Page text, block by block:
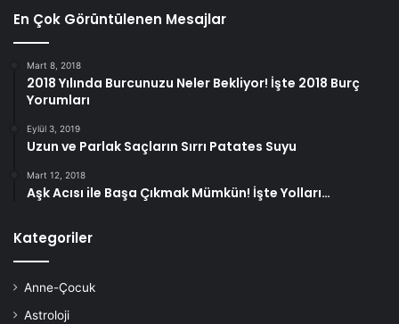
Bu toprak türü organiktir ve her bitki için ideal bir büyüme
derseniz, cevabı bu olacaktır.
Tığ uçlu pense, uzun cımbız:
malzemeye ihtiyacınız yok, ama cam küçükse mutlaka
İsteğe göre dekoratif
parçalar:
En Çok Görüntülenen Mesajlar
Mart 8, 2018
2018 Yılında Burcunuzu Neler Bekliyor! İşte 2018 Burç
Yorumları
Eylül 3, 2019
Uzun ve Parlak Saçların Sırrı Patates Suyu
Mart 12, 2018
Aşk Acısı ile Başa Çıkmak Mümkün! İşte Yolları…
Kategoriler
Anne-Çocuk
Astroloji